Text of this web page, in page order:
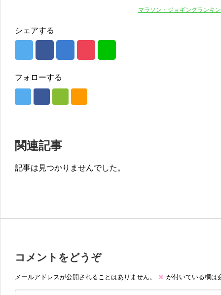
マラソン・ジョギングランキ
シェアする
フォローする
関連記事
記事は見つかりませんでした。
コメントをどうぞ
メールアドレスが公開されることはありません。 ※ が付いている欄は